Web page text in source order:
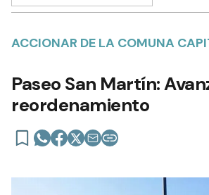
ACCIONAR DE LA COMUNA
Paseo San Martín:
reordenamiento